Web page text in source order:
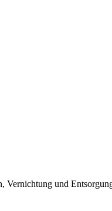
Vernichtung und